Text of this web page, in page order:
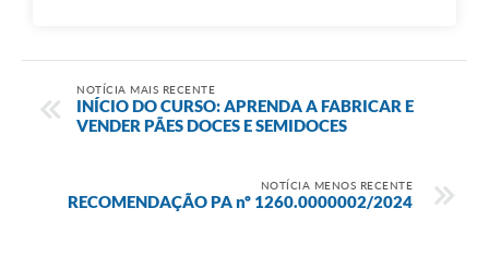
NOTÍCIA MAIS RECENTE
INÍCIO DO CURSO: APRENDA A FABRICAR E
VENDER PÃES DOCES E SEMIDOCES
NOTÍCIA MENOS RECENTE
RECOMENDAÇÃO PA nº 1260.0000002/2024